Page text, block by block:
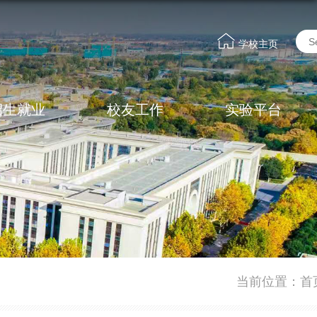
学校主页
就业 校友工作 实验平台
当前位置： 首